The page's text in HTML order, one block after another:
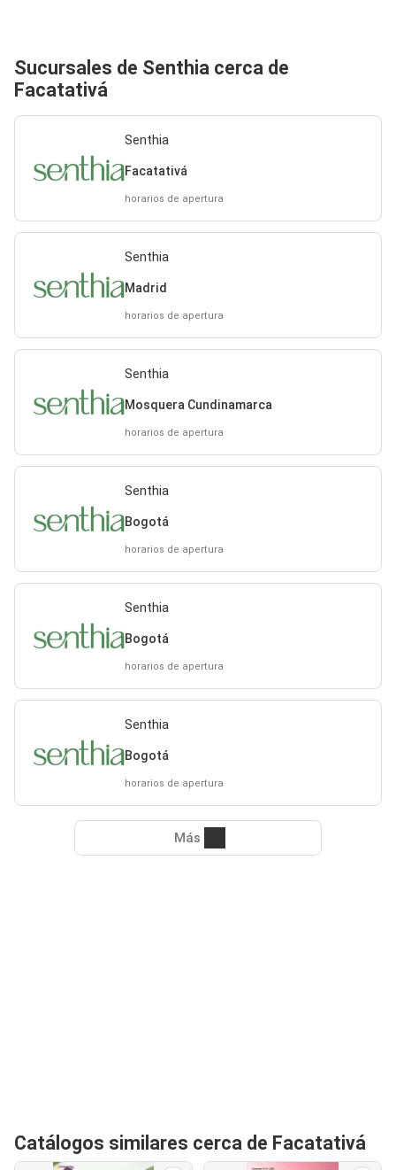
Sucursales de Senthia cerca de
Facatativá
Senthia
Facatativá
horarios de apertura
Senthia
Madrid
horarios de apertura
Senthia
Mosquera Cundinamarca
horarios de apertura
Senthia
Bogotá
horarios de apertura
Senthia
Bogotá
horarios de apertura
Senthia
Bogotá
horarios de apertura
Más
Catálogos similares cerca de Facatativá